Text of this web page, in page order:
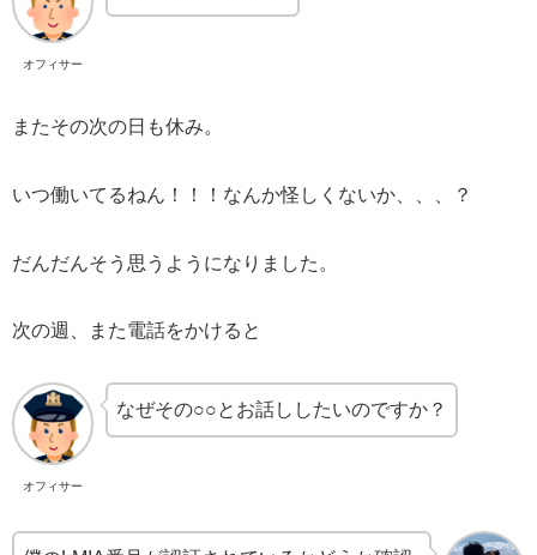
オフィサー
またその次の日も休み。
いつ働いてるねん！！！なんか怪しくないか、、、？
だんだんそう思うようになりました。
次の週、また電話をかけると
オフィサー
なぜその○○とお話ししたいのですか？